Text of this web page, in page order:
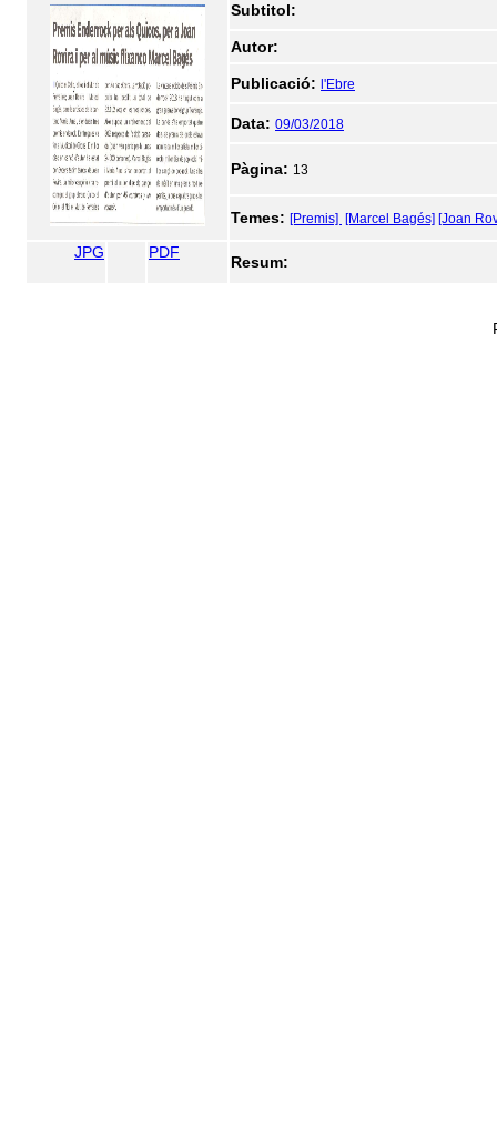
Subtitol:
Autor:
Publicació: l'Ebre
Data: 09/03/2018
Pàgina: 13
Temes: [Premis] [Marcel Bagés] [Joan
JPG PDF
Resum: